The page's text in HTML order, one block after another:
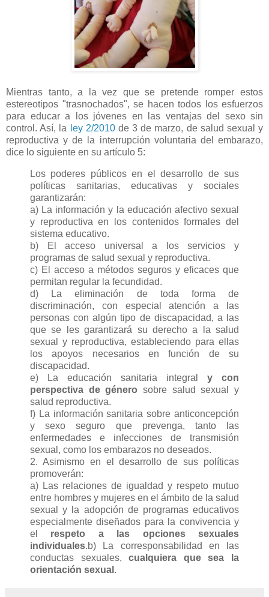
Mientras tanto, a la vez que se pretende romper estos
estereotipos "trasnochados", se hacen todos los esfuerzos
para educar a los jóvenes en las ventajas del sexo sin
control. Así, la
ley 2/2010de 3 de marzo, de salud sexual y
reproductiva y de la interrupción voluntaria del embarazo,
dice lo siguiente en su artículo 5:
Los poderes públicos en el desarrollo de sus
políticas sanitarias, educativas y sociales
garantizarán:
a) La información y la educación afectivo sexual
y reproductiva en los contenidos formales del
sistema educativo.
b) El acceso universal a los servicios y
programas de salud sexual y reproductiva.
c) El acceso a métodos seguros y eficaces que
permitan regular la fecundidad.
d) La eliminación de toda forma de
discriminación, con especial atención a las
personas con algún tipo de discapacidad, a las
que se les garantizará su derecho a la salud
sexual y reproductiva, estableciendo para ellas
los apoyos necesarios en función de su
discapacidad.
e) La educación sanitaria integral y con
perspectiva de género sobre salud sexual y
salud reproductiva.
f) La información sanitaria sobre anticoncepción
y sexo seguro que prevenga, tanto las
enfermedades e infecciones de transmisión
sexual, como los embarazos no deseados.
2. Asimismo en el desarrollo de sus políticas
promoverán:
a) Las relaciones de igualdad y respeto mutuo
entre hombres y mujeres en el ámbito de la salud
sexual y la adopción de programas educativos
especialmente diseñados para la convivencia y
el respeto a las opciones sexuales
individuales.b) La corresponsabilidad en las
conductas sexuales,cualquiera que sea la
orientación sexual .